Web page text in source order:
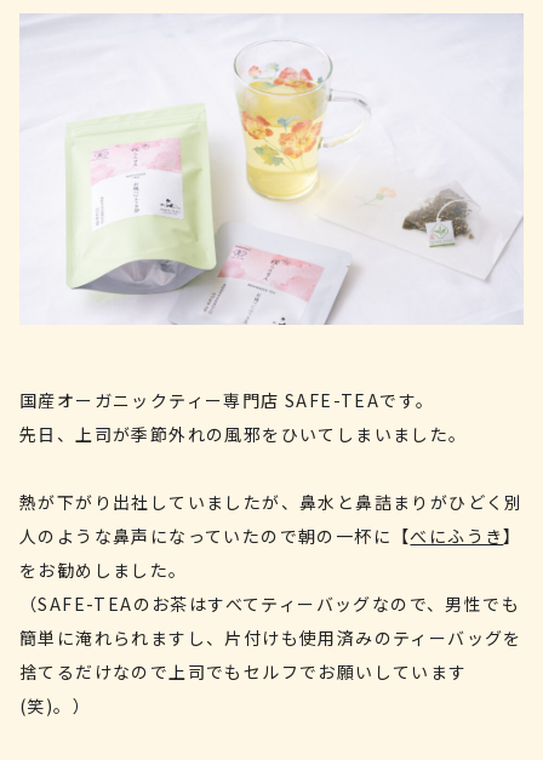
国産オーガニックティー専門店 SAFE-TEAです。
先日、上司が季節外れの風邪をひいてしまいました。
熱が下がり出社していましたが、鼻水と鼻詰まりがひどく別
人のような鼻声になっていたので朝の一杯に【べにふうき】
をお勧めしました。
（SAFE-TEAのお茶はすべてティーバッグなので、男性でも
簡単に淹れられますし、片付けも使用済みのティーバッグを
捨てるだけなので上司でもセルフでお願いしています
(笑)。）